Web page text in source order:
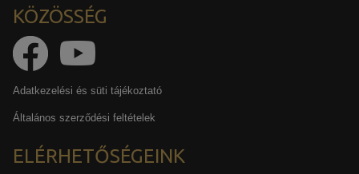
KÖZÖSSÉG
Adatkezelési és süti tájékoztató
Általános szerződési feltételek
ELÉRHETŐSÉGEINK